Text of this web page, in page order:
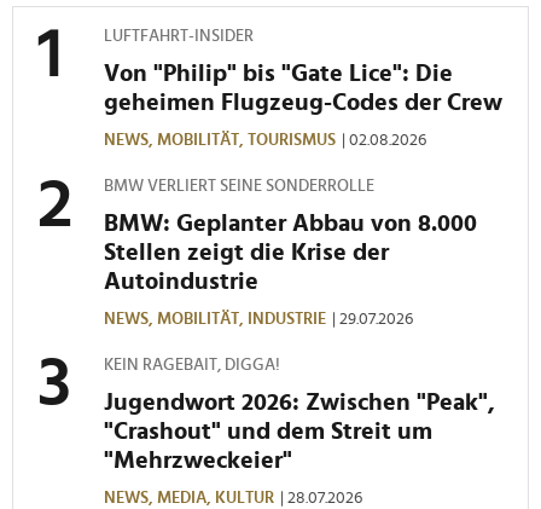
LUFTFAHRT-INSIDER
Von "Philip" bis "Gate Lice": Die
geheimen Flugzeug-Codes der Crew
NEWS, MOBILITÄT, TOURISMUS | 02.08.2026
BMW VERLIERT SEINE SONDERROLLE
BMW: Geplanter Abbau von 8.000
Stellen zeigt die Krise der
Autoindustrie
NEWS, MOBILITÄT, INDUSTRIE | 29.07.2026
KEIN RAGEBAIT, DIGGA!
Jugendwort 2026: Zwischen "Peak",
"Crashout" und dem Streit um
"Mehrzweckeier"
NEWS, MEDIA, KULTUR | 28.07.2026